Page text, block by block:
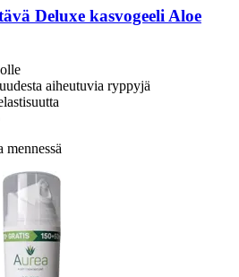
Deluxe kasvogeeli Aloe
aiheutuvia ryppyjä